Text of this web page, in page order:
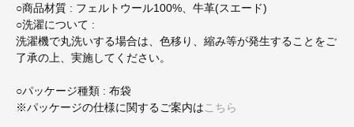
○商品材質 : フェルトウール100%、牛革(スエード)
○洗濯について :
洗濯機で丸洗いする場合は、色移り、縮み等が発生することをご
了承の上、実施してください。
○パッケージ種類 : 布袋
※パッケージの仕様に関するご案内は こちら